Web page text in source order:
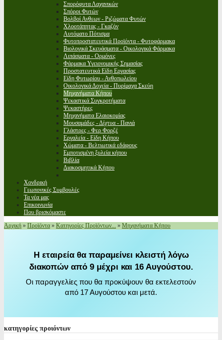
Σπορόφυτα Λαχανικών
Σπόροι Φυτών
Βολβοί Ανθεων - Ριζώματα Φυτών
Χλοοτάπητας - Γκαζόν
Αυτόματο Πότισμα
Φυτοπροστατευτικά Προϊόντα - Φυτοφάρμακα
Βιολογικά Σκευάσματα - Οικολογικά Φάρμακα
Λιπάσματα - Ορμόνες
Φάρμακα Υγειονομικής Σημασίας
Προστατευτικά Είδη Εργασίας
Είδη Φυτωρίου - Ανθοπωλείου
Οικολογικά Δοχεία - Πυρίμαχα Σκεύη
Μηχανήματα Κήπου
Ψεκαστικά Συγκροτήματα
Ψεκαστήρες
Μηχανήματα Ελαιοκομίας
Μουσαμάδες - Δίχτυα - Πανιά
Γλάστρες - Φερ Φορζέ
Εργαλεία - Είδη Κήπου
Χώματα - Βελτιωτικά εδάφους
Εμποτισμένη ξυλεία κήπου
Βιβλία
Διακοσμητικά Κήπου
Χονδρική
Γεωπονικές Συμβουλές
Τα νέα μας
Επικοινωνία
Που βρισκόμαστε
Αρχική » Προϊόντα » Κατηγορίες Προϊόντων... » Μηχανήματα Κήπου
Η εταιρεία θα παραμείνει κλειστή λόγω
διακοπών από 9 μέχρι και 16 Αυγούστου.
Οι παραγγελίες που θα προκύψουν θα εκτελεστούν
από 17 Αυγούστου και μετά.
κατηγορίες προιόντων